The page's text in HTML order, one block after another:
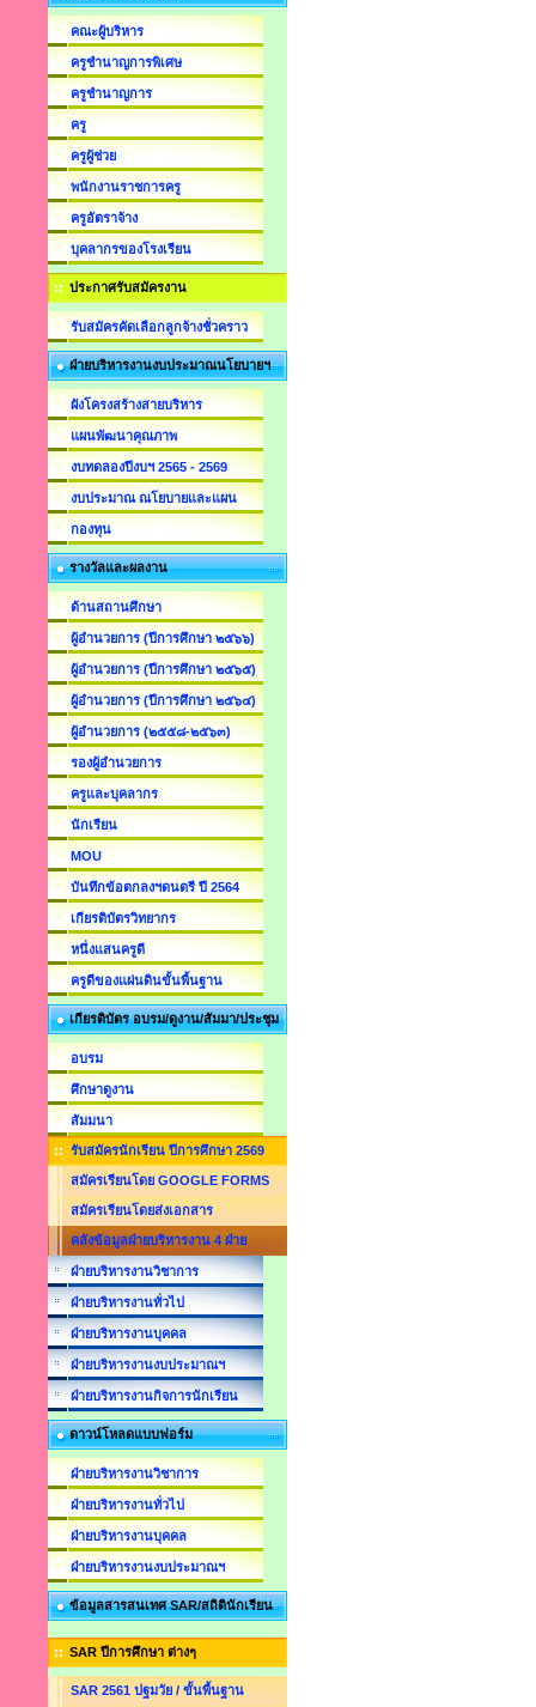
คณะผู้บริหาร
ครูชำนาญการพิเศษ
ครูชำนาญการ
ครู
ครูผู้ช่วย
พนักงานราชการครู
ครูอัตราจ้าง
บุคลากรของโรงเรียน
ประกาศรับสมัครงาน
รับสมัครคัดเลือกลูกจ้างชั่วคราว
ฝ่ายบริหารงานงบประมาณนโยบายฯ
ผังโครงสร้างสายบริหาร
แผนพัฒนาคุณภาพ
งบทดลองปีงบฯ 2565 - 2569
งบประมาณ ณโยบายและแผน
กองทุน
รางวัลและผลงาน
ด้านสถานศึกษา
ผู้อำนวยการ (ปีการศึกษา ๒๕๖๖)
ผู้อำนวยการ (ปีการศึกษา ๒๕๖๕)
ผู้อำนวยการ (ปีการศึกษา ๒๕๖๔)
ผู้อำนวยการ (๒๕๕๘-๒๕๖๓)
รองผู้อำนวยการ
ครูและบุคลากร
นักเรียน
MOU
บันทึกข้อตกลงฯดนตรี ปี 2564
เกียรติบัตรวิทยากร
หนึ่งแสนครูดี
ครูดีของแผ่นดินขั้นพื้นฐาน
เกียรติบัตร อบรม/ดูงาน/สัมมา/ประชุม
อบรม
ศึกษาดูงาน
สัมมนา
รับสมัครนักเรียน ปีการศึกษา 2569
สมัครเรียนโดย GOOGLE FORMS
สมัครเรียนโดยส่งเอกสาร
คลังข้อมูลฝ่ายบริหารงาน 4 ฝ่าย
ฝ่ายบริหารงานวิชาการ
ฝ่ายบริหารงานทั่วไป
ฝ่ายบริหารงานบุคคล
ฝ่ายบริหารงานงบประมาณฯ
ฝ่ายบริหารงานกิจการนักเรียน
ดาวน์โหลดแบบฟอร์ม
ฝ่ายบริหารงานวิชาการ
ฝ่ายบริหารงานทั่วไป
ฝ่ายบริหารงานบุคคล
ฝ่ายบริหารงานงบประมาณฯ
ข้อมูลสารสนเทศ SAR/สถิตินักเรียน
SAR ปีการศึกษา ต่างๆ
SAR 2561 ปฐมวัย / ขั้นพื้นฐาน